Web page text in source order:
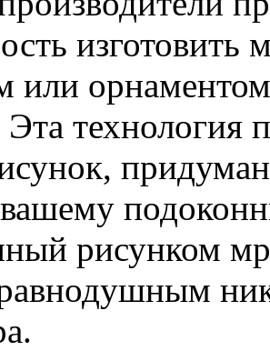
или
технология
рисунком